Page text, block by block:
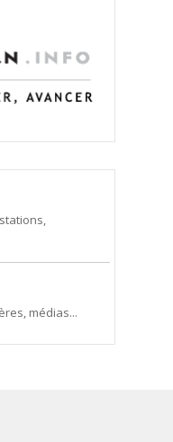
médias...